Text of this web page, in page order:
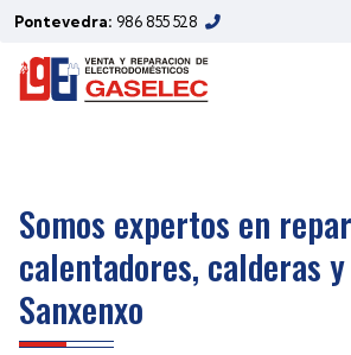
Pontevedra: 986 855 528
¿Necesita un técnico
su caldera en Sanxenxo?
Somos expertos en
calentadores, calderas
Sanxenxo